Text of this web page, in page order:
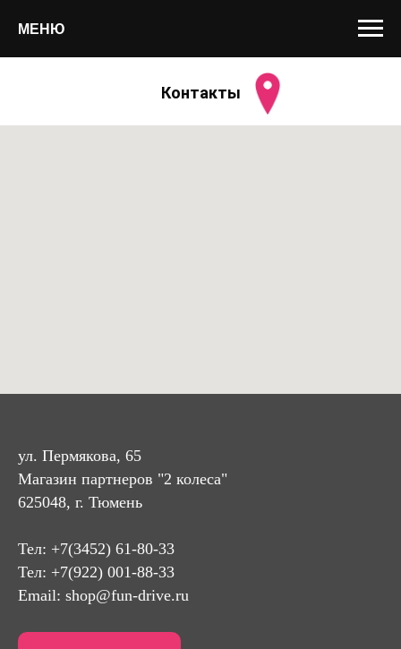
МЕНЮ
Контакты
ул. Пермякова, 65
Магазин партнеров "2 колеса"
625048, г. Тюмень
Тел: +7(3452) 61-80-33
Тел: +7(922) 001-88-33
Email: shop@fun-drive.ru